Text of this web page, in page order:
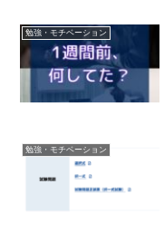
勉強・モチベーション
勉強・モチベーション